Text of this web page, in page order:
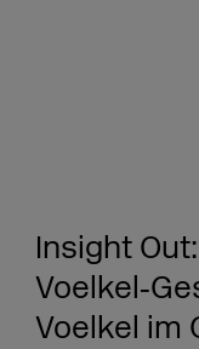
Insight Out:
Voelkel im